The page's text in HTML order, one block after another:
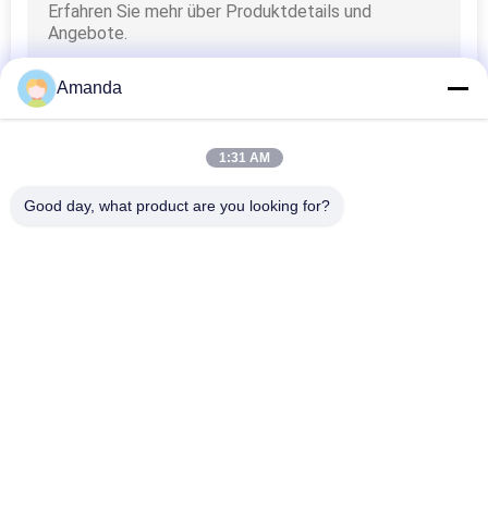
Amanda
1:31 AM
Good day, what product are you looking for?